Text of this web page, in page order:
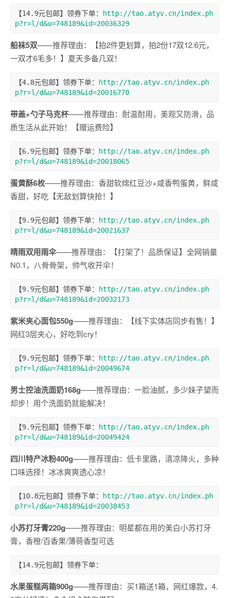
【14.9元包邮】领券下单：
http://tao.atyv.cn/index.ph
p?r=l/d&u=748189&id=20036329
船袜5双——推荐理由：【拍2件更划算，拍2份17双12.6元，
一双才6毛多！】夏天多备几双！
【4.8元包邮】领券下单：
http://tao.atyv.cn/index.ph
p?r=l/d&u=748189&id=20016770
带盖+勺子马克杯——推荐理由：耐温耐用，美观又防滑，品
质生活从此开始！【赠运费险】
【6.9元包邮】领券下单：
http://tao.atyv.cn/index.ph
p?r=l/d&u=748189&id=20018065
蛋黄酥6枚——推荐理由：香甜软绵红豆沙+咸香鸭蛋黄，鲜咸
香甜，好吃【无敌划算快抢！】
【9.9元包邮】领券下单：
http://tao.atyv.cn/index.ph
p?r=l/d&u=748189&id=20021637
晴雨双用雨伞——推荐理由：【打架了！品质保证】全网销量
N0.1，八骨骨架，帅气收开伞！
【9.9元包邮】领券下单：
http://tao.atyv.cn/index.ph
p?r=l/d&u=748189&id=20032173
紫米夹心面包550g——推荐理由：【线下实体店同步有售！】
网红3层夹心，好吃到cry！
【9.9元包邮】领券下单：
http://tao.atyv.cn/index.ph
p?r=l/d&u=748189&id=20049674
男士控油洗面奶168g——推荐理由：一脸油腻，多少妹子望而
却步！用个洗面奶就能解决！
【9.9元包邮】领券下单：
http://tao.atyv.cn/index.ph
p?r=l/d&u=748189&id=20049424
四川特产冰粉400g——推荐理由：低卡里路，清凉降火，多种
口味选择！冰冰爽爽透心凉！
【10.8元包邮】领券下单：
http://tao.atyv.cn/index.ph
p?r=l/d&u=748189&id=20038453
小苏打牙膏220g——推荐理由：明星都在用的美白小苏打牙
膏，香橙/百香果/薄荷香型可选
【14.9元包邮】领券下单：
水果蛋糕两箱900g——推荐理由：买1箱送1箱，网红爆款，4.